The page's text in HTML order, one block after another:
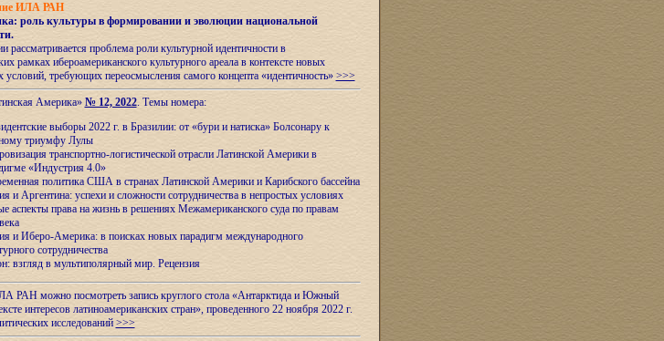
ИЛА РАН
роль культуры в формировании и эволюции национальной
.
рассматривается проблема роли культурной идентичности в
рамках ибероамериканского культурного ареала в контексте новых
условий, требующих переосмысления самого концепта «идентичность» >>>
Америка» № 12, 2022. Темы номера:
выборы 2022 г. в Бразилии: от «бури и натиска» Болсонару к
триумфу Лулы
транспортно-логистической отрасли Латинской Америки в
«Индустрия 4.0»
политика США в странах Латинской Америки и Карибского бассейна
и Аргентина: успехи и сложности сотрудничества в непростых условиях
аспекты права на жизнь в решениях Межамериканского суда по правам
и Иберо-Америка: в поисках новых парадигм международного
сотрудничества
взгляд в мультиполярный мир. Рецензия
РАН можно посмотреть запись круглого стола «Антарктида и Южный
интересов латиноамериканских стран», проведенного 22 ноября 2022 г.
исследований >>>